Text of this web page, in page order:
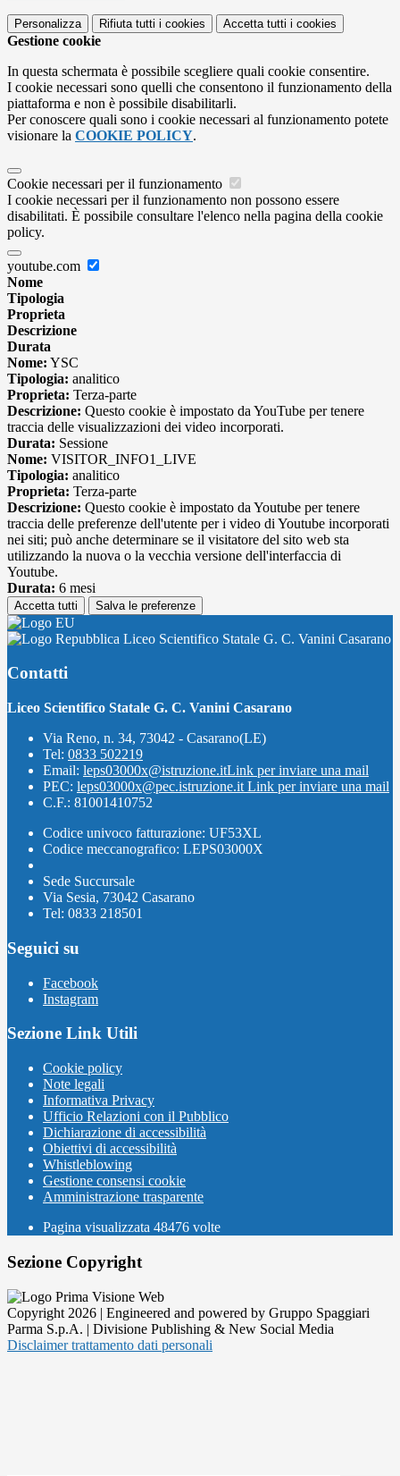
Personalizza Rifiuta tutti i cookies Accetta tutti i cookies
Gestione cookie
In questa schermata è possibile scegliere quali cookie consentire.
I cookie necessari sono quelli che consentono il funzionamento della
piattaforma e non è possibile disabilitarli.
Per conoscere quali sono i cookie necessari al funzionamento potete
visionare la COOKIE POLICY.
Cookie necessari per il funzionamento
I cookie necessari per il funzionamento non possono essere
disabilitati. È possibile consultare l'elenco nella pagina della cookie
policy.
youtube.com
Nome
Tipologia
Proprieta
Descrizione
Durata
Nome: YSC
Tipologia: analitico
Proprieta: Terza-parte
Descrizione: Questo cookie è impostato da YouTube per tenere
traccia delle visualizzazioni dei video incorporati.
Durata: Sessione
Nome: VISITOR_INFO1_LIVE
Tipologia: analitico
Proprieta: Terza-parte
Descrizione: Questo cookie è impostato da Youtube per tenere
traccia delle preferenze dell'utente per i video di Youtube incorporati
nei siti; può anche determinare se il visitatore del sito web sta
utilizzando la nuova o la vecchia versione dell'interfaccia di
Youtube.
Durata: 6 mesi
Accetta tutti Salva le preferenze
Liceo Scientifico Statale G. C. Vanini Casarano
Contatti
Liceo Scientifico Statale G. C. Vanini Casarano
Via Reno, n. 34, 73042 - Casarano(LE)
Tel: 0833 502219
Email: leps03000x@istruzione.itLink per inviare una mail
PEC: leps03000x@pec.istruzione.it Link per inviare una mail
C.F.: 81001410752
Codice univoco fatturazione: UF53XL
Codice meccanografico: LEPS03000X
Sede Succursale
Via Sesia, 73042 Casarano
Tel: 0833 218501
Seguici su
Facebook
Instagram
Sezione Link Utili
Cookie policy
Note legali
Informativa Privacy
Ufficio Relazioni con il Pubblico
Dichiarazione di accessibilità
Obiettivi di accessibilità
Whistleblowing
Gestione consensi cookie
Amministrazione trasparente
Pagina visualizzata 48476 volte
Sezione Copyright
Copyright 2026 | Engineered and powered by Gruppo Spaggiari
Parma S.p.A. | Divisione Publishing & New Social Media
Disclaimer trattamento dati personali